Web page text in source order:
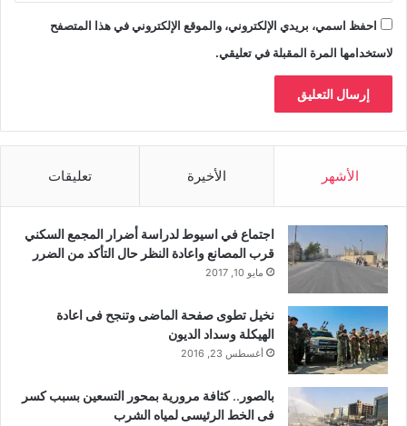
احفظ اسمي، بريدي الإلكتروني، والموقع الإلكتروني في هذا المتصفح
لاستخدامها المرة المقبلة في تعليقي.
الأشهر الأخيرة تعليقات
اجتماع في اسيوط لدراسة أضرار المجمع السكني
قرب المصانع واعادة النظر حال التأكد من الضرر
مايو 10, 2017
نخيل تطوى صفحة الماضى وتنجح فى اعادة
الهيكلة وسداد الديون
أغسطس 23, 2016
بالصور.. كثافة مرورية بمحور التسعين بسبب كسر
فى الخط الرئيسى لمياه الشرب